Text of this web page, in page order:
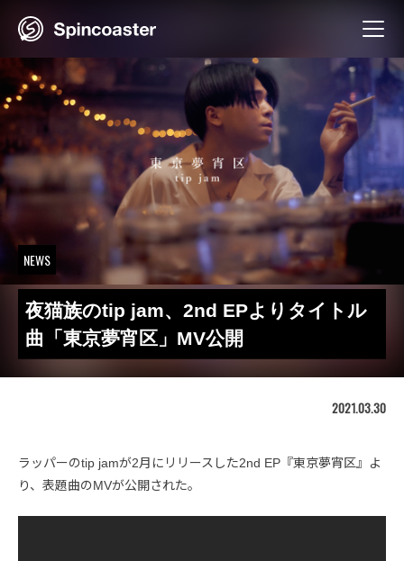
NEWS
夜猫族のtip jam、2nd EPよりタイトル
曲「東京夢宵区」MV公開
2021.03.30
ラッパーのtip jamが2月にリリースした2nd EP『東京夢宵区』よ
り、表題曲のMVが公開された。